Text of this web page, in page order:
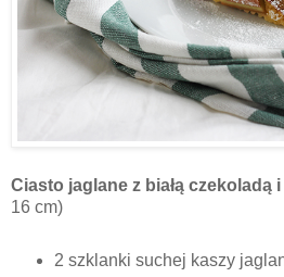
Ciasto jaglane z białą czekoladą
16 cm)
2 szklanki suchej kaszy